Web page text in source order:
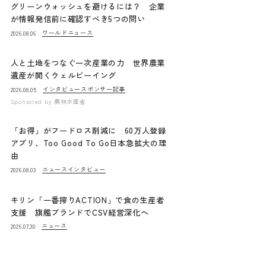
グリーンウォッシュを避けるには？ 企業
が情報発信前に確認すべき5つの問い
2026.08.06 ワールドニュース
人と土地をつなぐ一次産業の力 世界農業
遺産が開くウェルビーイング
2026.08.05 インタビュー スポンサー記事
Sponsored by 農林水産省
「お得」がフードロス削減に 60万人登録
アプリ、Too Good To Go日本急拡大の理
由
2026.08.03 ニュース インタビュー
キリン「一番搾りACTION」で食の生産者
支援 旗艦ブランドでCSV経営深化へ
2026.07.30 ニュース